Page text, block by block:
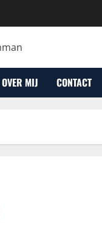
OVER MIJ CONTACT